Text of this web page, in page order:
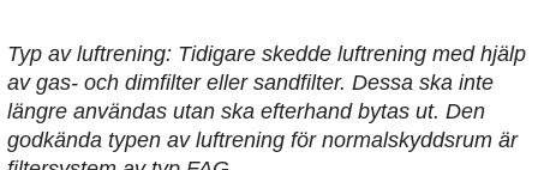
Typ av luftrening: Tidigare skedde luftrening med hjälp
av gas- och dimfilter eller sandfilter. Dessa ska inte
längre användas utan ska efterhand bytas ut. Den
godkända typen av luftrening för normalskyddsrum är